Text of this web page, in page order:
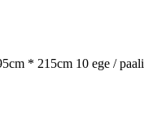
* 215cm 10 ege / paali